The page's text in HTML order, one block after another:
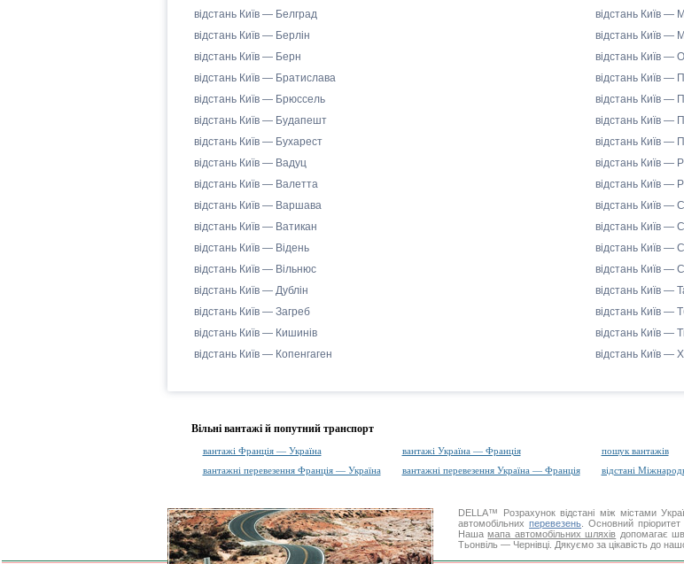
відстань Київ — Белград
відстань Київ — Берлін
відстань Київ — Берн
відстань Київ — Братислава
відстань Київ — Брюссель
відстань Київ — Будапешт
відстань Київ — Бухарест
відстань Київ — Вадуц
відстань Київ — Валетта
відстань Київ — Варшава
відстань Київ — Ватикан
відстань Київ — Відень
відстань Київ — Вільнюс
відстань Київ — Дублін
відстань Київ — Загреб
відстань Київ — Кишинів
відстань Київ — Копенгаген
відстань Київ —
відстань Київ —
відстань Київ —
відстань Київ —
відстань Київ —
відстань Київ —
відстань Київ —
відстань Київ —
відстань Київ —
відстань Київ —
відстань Київ —
відстань Київ —
відстань Київ —
відстань Київ —
відстань Київ —
відстань Київ —
відстань Київ —
Вільні вантажі й попутний транспорт
вантажі Франція — Україна вантажі Україна — Франція
пошук вантажів
вантажні перевезення Франція — Україна
вантажні перевезення Україна — Франція відстані
DELLA™ Розрахунок відстані між містами
автомобільнихперевезень . Основний
Нашамапа автомобільних шляхів допомагає
Тьонвіль — Чернівці. Дякуємо за цікавість до